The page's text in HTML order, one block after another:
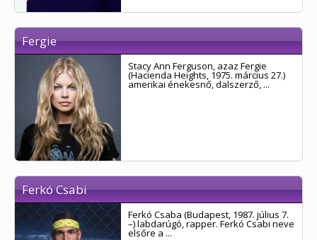
Fergie
Stacy Ann Ferguson, azaz Fergie
(Hacienda Heights, 1975. március 27.)
amerikai énekesnő, dalszerző, ...
Ferkó Csabi
Ferkó Csaba (Budapest, 1987. július 7.
–) labdarúgó, rapper. Ferkó Csabi neve
elsőre a ...